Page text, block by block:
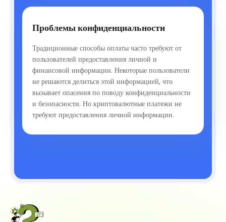
Проблемы конфиденциальности
Традиционные способы оплаты часто требуют от
пользователей предоставления личной и
финансовой информации. Некоторые пользователи
не решаются делиться этой информацией, что
вызывает опасения по поводу конфиденциальности
и безопасности. Но криптовалютные платежи не
требуют предоставления личной информации.